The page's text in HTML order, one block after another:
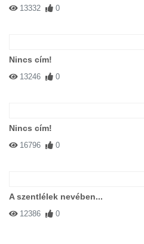
13332 0
Nincs cím!
13246 0
Nincs cím!
16796 0
A szentlélek nevében...
12386 0